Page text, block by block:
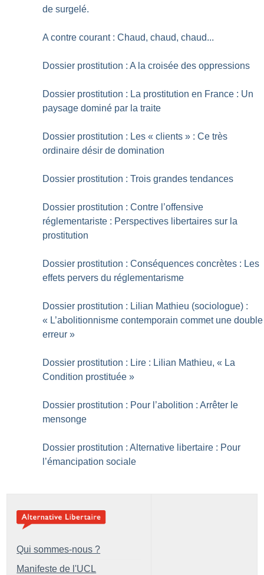
de surgelé.
A contre courant : Chaud, chaud, chaud...
Dossier prostitution : A la croisée des oppressions
Dossier prostitution : La prostitution en France : Un
paysage dominé par la traite
Dossier prostitution : Les « clients » : Ce très
ordinaire désir de domination
Dossier prostitution : Trois grandes tendances
Dossier prostitution : Contre l’offensive
réglementariste : Perspectives libertaires sur la
prostitution
Dossier prostitution : Conséquences concrètes : Les
effets pervers du réglementarisme
Dossier prostitution : Lilian Mathieu (sociologue) :
« L’abolitionnisme contemporain commet une double
erreur »
Dossier prostitution : Lire : Lilian Mathieu, « La
Condition prostituée »
Dossier prostitution : Pour l’abolition : Arrêter le
mensonge
Dossier prostitution : Alternative libertaire : Pour
l’émancipation sociale
Qui sommes-nous ?
Manifeste de l'UCL